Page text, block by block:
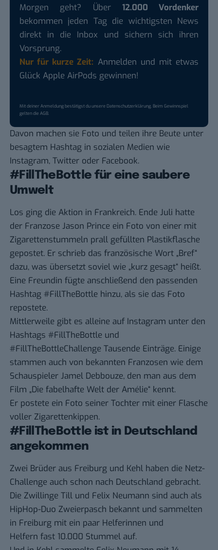
Morgen geht? Über 12.000 Vordenker
bekommen jeden Tag die wichtigsten News
direkt in die Inbox und sichern sich ihren
Vorsprung.
Nur für kurze Zeit: Anmelden und mit etwas
Glück Apple AirPods gewinnen!
Mit deiner Anmeldung bestätigst du unsereDatenschutzerklärung. Beim Gewinnspiel
gelten dieAGB.
Davon machen sie Foto und teilen ihre Beute unter
besagtem Hashtag in sozialen Medien wie
Instagram, Twitter oder Facebook.
#FillTheBottle für eine saubere
Umwelt
Los ging die Aktion in Frankreich. Ende Juli hatte
der Franzose Jason Prince ein Foto von einer mit
Zigarettenstummeln prall gefüllten Plastikflasche
gepostet. Er schrieb das französische Wort „Bref“
dazu, was übersetzt soviel wie „kurz gesagt“ heißt.
Eine Freundin fügte anschließend den passenden
Hashtag #FillTheBottle hinzu, als sie das Foto
repostete.
Mittlerweile gibt es alleine auf Instagram unter den
Hashtags #FillTheBottle und
#FillTheBottleChallenge Tausende Einträge. Einige
stammen auch von bekannten Franzosen wie dem
Schauspieler Jamel Debbouze, den man aus dem
Film „Die fabelhafte Welt der Amélie“ kennt.
Er postete ein Foto seiner Tochter mit einer Flasche
voller Zigarettenkippen.
#FillTheBottle ist in Deutschland
angekommen
Zwei Brüder aus Freiburg und Kehl haben die Netz-
Challenge auch schon nach Deutschland gebracht.
Die Zwillinge Till und Felix Neumann sind auch als
HipHop-Duo Zweierpasch bekannt und sammelten
in Freiburg mit ein paar Helferinnen und
Helfern fast 10.000 Stummel auf.